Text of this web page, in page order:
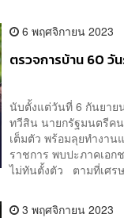
6 พฤศจิกายน 2023
ตรวจการบ้าน 60 วั
นับตั้งแต่วันที่ 6 กันยาย
ทวีสิน นายกรัฐมนตรีคน
เต็มตัว พร้อมลุยทำงาน
ราชการ พบปะภาคเอ
ไม่ทันตั้งตัว ตามที่เศรษ
3 พฤศจิกายน 2023